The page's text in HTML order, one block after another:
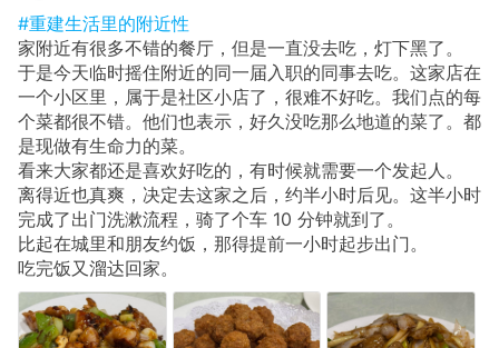
#重建生活里的附近性
家附近有很多不错的餐厅，但是一直没去吃，灯下黑了。
于是今天临时摇住附近的同一届入职的同事去吃。这家店在
一个小区里，属于是社区小店了，很难不好吃。我们点的每
个菜都很不错。他们也表示，好久没吃那么地道的菜了。都
是现做有生命力的菜。
看来大家都还是喜欢好吃的，有时候就需要一个发起人。
离得近也真爽，决定去这家之后，约半小时后见。这半小时
完成了出门洗漱流程，骑了个车 10 分钟就到了。
比起在城里和朋友约饭，那得提前一小时起步出门。
吃完饭又溜达回家。